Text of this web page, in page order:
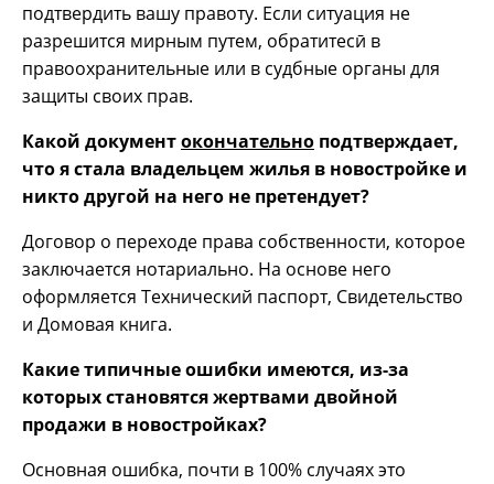
подтвердить вашу правоту. Если ситуация не
разрешится мирным путем, обратитесӣ в
правоохранительные или в судбные органы для
защиты своих прав.
Какой документокончательно подтверждает,
что я стала владельцем жилья в новостройке и
никто другой на него не претендует?
Договор о переходе права собственности, которое
заключается нотариально. На основе него
оформляется Технический паспорт, Свидетельство
и Домовая книга.
Какие типичные ошибки имеются, из-за
которых становятся жертвами двойной
продажи в новостройках?
Основная ошибка, почти в 100% случаях это